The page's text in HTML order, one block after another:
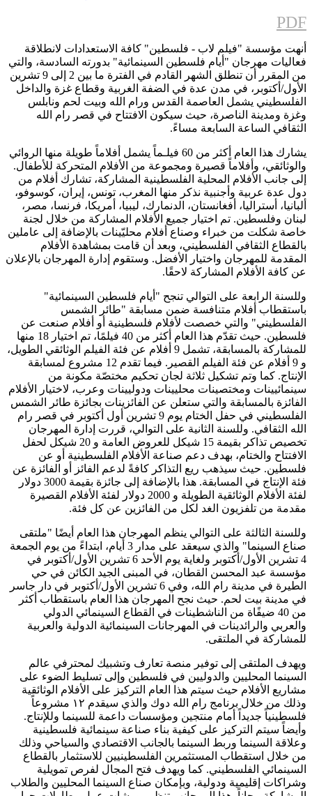
PDF
أنهت مؤسسة "فيلم لاب - فلسطين" كافة الاستعدادات لانطلاقة
فعاليات مهرجان "أيام فلسطين السينمائية" بدورته السادسة، والتي
من المقرر أن تنطلق الشهر القادم في الفترة ما بين 2 إلى 9 تشرين
الأول/أكتوبر، في مدن عدة في الضفة الغربية وقطاع غزة والداخل
الفلسطيني يشمل العاصمة القدس ورام الله وبيت لحم ونابلس
وغزة ومدينة الناصرة، حيث سيكون الافتتاح في قصر رام الله
الثقافي الساعة السابعة مساءً.
يشارك هذا العام أكثر من 60 فيلـماً يشمل أفلاماً طويلة منها الروائي
والوثائقي، وأفلاماً قصيرة ومجموعة من الأفلام المتحركة للأطفال.
إلى جانب الأفلام المحلية الفلسطينية المشاركة، تشارك أفلام من
دول عدة عربية وأجنبية نذكر منها المغرب، تونس، إيران، كوسوفو،
ألبانيا، أستراليا، أفغانستان، الدنمارك، ليبيا، أمريكا، فرنسا، مصر،
لبنان وفلسطين. تم اختيار جميع الأفلام المشاركة من خلال لجنة
خاصة شكلت من خبراء وصناع أفلام محليّينات بالإضافة إلى عاملين
بالقطاع الثقافي الفلسطيني، وبعد أن قامت بمشاهدة الأفلام
المقدمة للمهرجان واختيار الأفضل. وستقوم إدارة المهرجان بالإعلان
عن كافة الأفلام المشاركة لاحقًا.
وللسنة الرابعة على التوالي تنجح "أيام فلسطين السينمائية"
باستقطاب أفلام متنافسة ضمن مسابقة "طائر الشمس
الفلسطيني" والتي خصصت لأفلام فلسطينية أو أفلام صنعت عن
فلسطين. حيث تقدّم هذا العام أكثر من 40 فيلمًا، تم اختيار 18 منها
للمشاركة بالمسابقة، تشمل 9 أفلام عن فئة الفيلم الوثائقي الطويل،
و 9 أفلام عن فئة الفيلم القصير. فيما تقدم 12 مشروع لمسابقة
الإنتاج. كما وتم تشكيل ثلاثة لجان تحكيم مختصّة مكونة من
سينمائيينات ومختصينات محليينات ودوليينات وعرب، لاختيار الأفلام
الفائزة بالمسابقة والتي ستعلن عن الفائزينات بجائزة طائر الشمس
الفلسطيني في حفل الختام يوم 9 تشرين أول أكتوبر في قصر رام
الله الثقافي. وللسنة الثانية على التوالي، قررت إدارة المهرجان
تخصيص تذاكر بقيمة 15 شيكل للعروض العامة و 20 شيكل لحفل
الافتتاح والختام، بهدف دعم صناعة الأفلام الفلسطينية أو عن
فلسطين. حيث سيذهب ريع التذاكر كافةً لدعم الفائز أو الفائزة عن
فئة الإنتاج في المسابقة. هذا بالإضافة إلى جائزة بقيمة 3000 دولار
لفئة الأفلام الوثائقية الطويلة و 2000 دولار لفئة الأفلام القصيرة
مقدمة من تلفزيون الغد لكل من الفائزين عن كل فئة.
وللسنة الثالثة على التوالي ينظم المهرجان هذا العام أيضًا "ملتقى
صناع السينما" والذي سيعقد على مدار 3 أيام، ابتداءً من يوم الجمعة
4 تشرين الأول/أكتوبر ولغاية يوم الأحد 6 تشرين الأول/أكتوبر في
مؤسسة عبد المحسن القطان، في المبنى الجيد الكائن في حي
الطيرة في مدينة رام الله، وفي 6 تشرين الأول/أكتوبر في دار جاسر
في مدينة بيت لحم. حيث نجح المهرجان هذا العام باستقطاب أكثر
من 40 ضيفًاة من الناشطينات في القطاع السينمائي الدولي
والعربي والرائدينات في المهرجانات السينمائية الدولية والعربية
للمشاركة في الملتقى.
ويهدف الملتقى إلى توفير منصة تعارف وتشبيك لمحترفي عالم
السينما المحليين والدوليين في فلسطين وإلى تسليط الضوء على
مشاريع الأفلام حيث سيتم هذا العام التركيز على الأفلام الوثائقية
وذلك من خلال برنامج رام الله دوك والذي سيقدم ١٢ مشروعاً
فلسطينياً جديداً أمام منتجين ومؤسسات داعمة للسينما وللإنتاج.
وأيضاً سيتم التركيز على كيفية بناء صناعة سينمائية فلسطينية
وعلاقة السينما وربط السينما بالجانب الاقتصادي والسياحي وذلك
من خلال استقطاب المستثمرين الفلسطينيين للاستثمار بالقطاع
السينمائي الفلسطيني. كما ويهدف فتح المجال لفرص تمويلية
وشراكات إقليمية ودولية، وبإمكان صناع السينما المحليين والطلاب